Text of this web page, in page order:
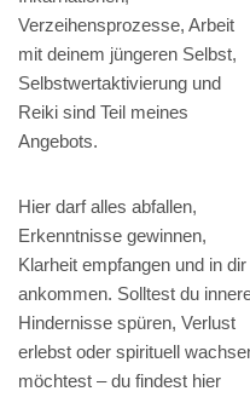
Verzeihensprozesse, Arbeit
mit deinem jüngeren Selbst,
Selbstwertaktivierung und
Reiki sind Teil meines
Angebots.
Hier darf alles abfallen,
Erkenntnisse gewinnen,
Klarheit empfangen und in dir
ankommen. Solltest du
Hindernisse spüren, Verlust
erlebst oder spirituell
möchtest – du findest hier